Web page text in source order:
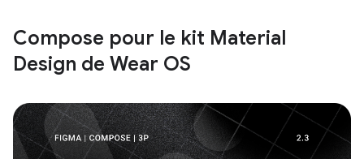
Compose pour le kit Material
Design de Wear OS